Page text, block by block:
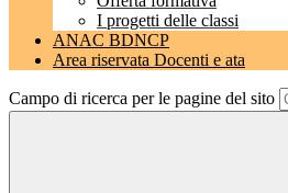
I progetti delle classi
ANAC BDNCP
Area riservata Docenti e ata
Campo di ricerca per le pagine del sito